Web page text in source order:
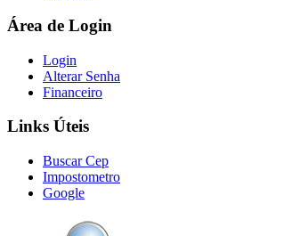
Área de Login
Login
Alterar Senha
Financeiro
Links Úteis
Buscar Cep
Impostometro
Google